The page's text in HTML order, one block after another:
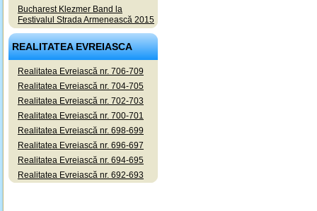
Bucharest Klezmer Band la
Festivalul Strada Armenească 2015
REALITATEA EVREIASCA
Realitatea Evreiască nr. 706-709
Realitatea Evreiască nr. 704-705
Realitatea Evreiască nr. 702-703
Realitatea Evreiască nr. 700-701
Realitatea Evreiască nr. 698-699
Realitatea Evreiască nr. 696-697
Realitatea Evreiască nr. 694-695
Realitatea Evreiască nr. 692-693